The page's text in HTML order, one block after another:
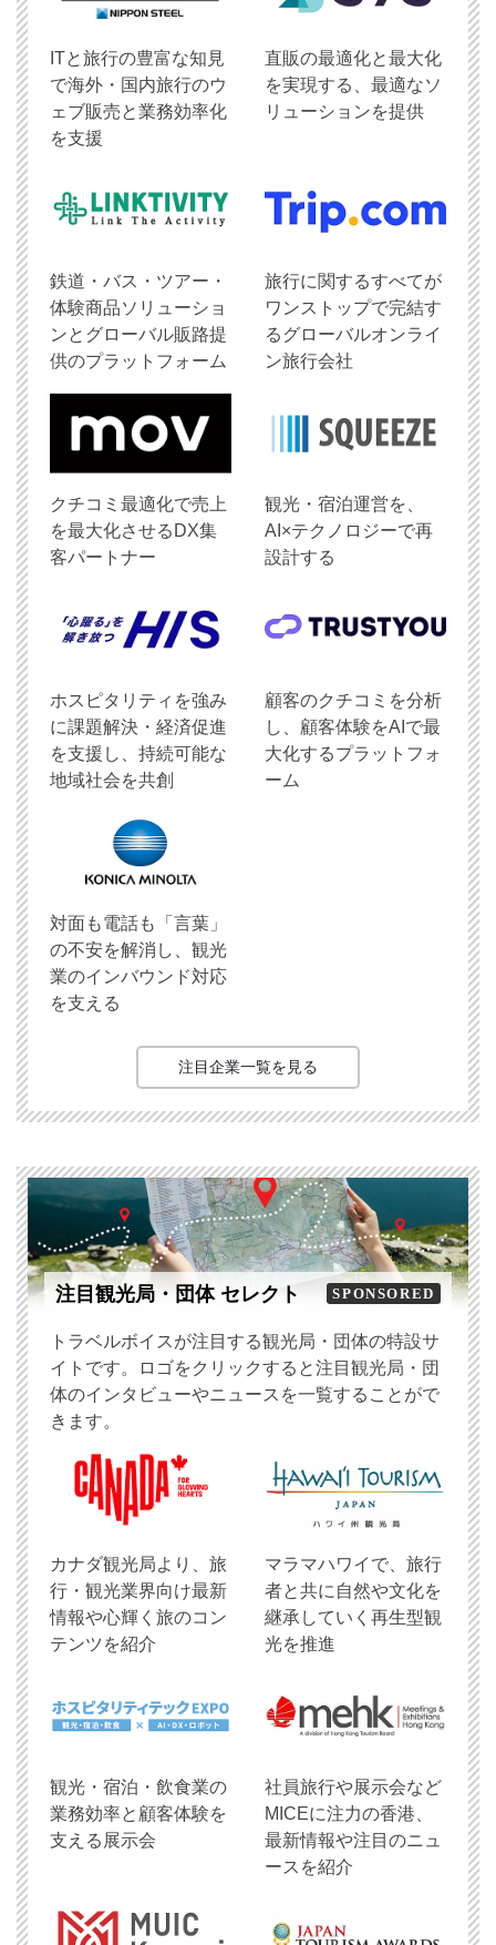
ITと旅行の豊富な知見
で海外・国内旅行のウ
ェブ販売と業務効率化
を支援
直販の最適化と最大化
を実現する、最適なソ
リューションを提供
鉄道・バス・ツアー・
体験商品ソリューショ
ンとグローバル販路提
供のプラットフォーム
旅行に関するすべてが
ワンストップで完結す
るグローバルオンライ
ン旅行会社
クチコミ最適化で売上
を最大化させるDX集
客パートナー
観光・宿泊運営を、
AI×テクノロジーで再
設計する
ホスピタリティを強み
に課題解決・経済促進
を支援し、持続可能な
地域社会を共創
顧客のクチコミを分析
し、顧客体験をAIで最
大化するプラットフォ
ーム
対面も電話も「言葉」
の不安を解消し、観光
業のインバウンド対応
を支える
注目企業一覧を見る
注目観光局・団体 セレクト SPONSORED
トラベルボイスが注目する観光局・団体の特設サ
イトです。ロゴをクリックすると注目観光局・団
体のインタビューやニュースを一覧することがで
きます。
​カナダ観光局より、旅
行・観光業界向け最新
情報や心輝く旅のコン
テンツを紹介
マラマハワイで、旅行
者と共に自然や文化を
継承していく再生型観
光を推進
観光・宿泊・飲食業の
業務効率と顧客体験を
支える展示会
社員旅行や展示会など
MICEに注力の香港、
最新情報や注目のニュ
ースを紹介